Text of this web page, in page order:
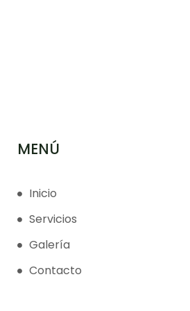
MENÚ
Inicio
Servicios
Galería
Contacto